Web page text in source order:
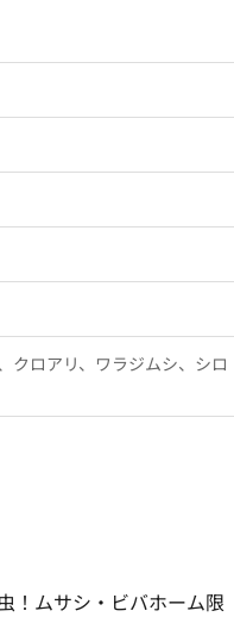
クロアリ、ワラジムシ、シロ
！ムサシ・ビバホーム限